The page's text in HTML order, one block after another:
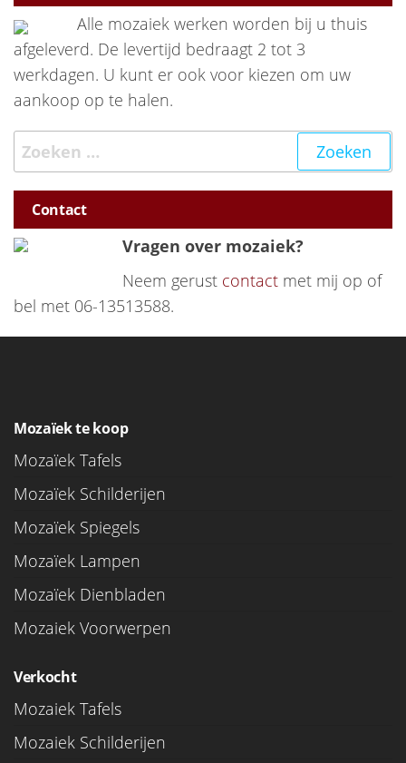
Alle mozaiek werken worden bij u thuis
afgeleverd. De levertijd bedraagt 2 tot 3
werkdagen. U kunt er ook voor kiezen om uw
aankoop op te halen.
Zoeken naar:
Contact
Vragen over mozaiek?
Neem gerust contact met mij op of
bel met 06-13513588.
Mozaïek te koop
Mozaïek Tafels
Mozaïek Schilderijen
Mozaïek Spiegels
Mozaïek Lampen
Mozaïek Dienbladen
Mozaiek Voorwerpen
Verkocht
Mozaiek Tafels
Mozaiek Schilderijen